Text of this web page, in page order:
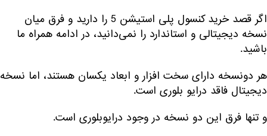
اگر قصد خرید کنسول پلی استیشن 5 را دارید و فرق میان
نسخه دیجیتالی و استاندارد را نمی‌دانید، در ادامه همراه ما
باشید.
هر دونسخه دارای سخت افزار و ابعاد یکسان هستند، اما نسخه
دیجیتال فاقد درایو بلوری است.
و تنها فرق این دو نسخه در وجود درایوبلوری است.